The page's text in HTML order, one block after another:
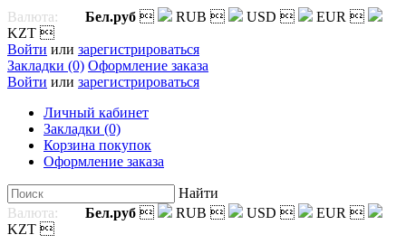
Валюта: Бел.руб  RUB  USD  EUR 
KZT 
Войти или зарегистрироваться
Закладки (0) Оформление заказа
Войти или зарегистрироваться
Личный кабинет
Закладки (0)
Корзина покупок
Оформление заказа
Найти
Валюта:
Бел.руб  RUB  USD  EUR 
KZT 